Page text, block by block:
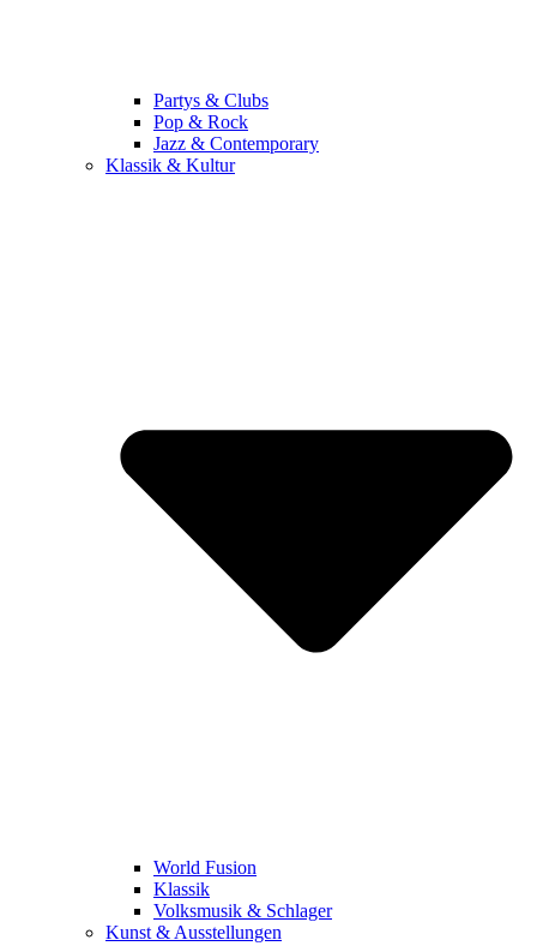
Partys & Clubs
Pop & Rock
Jazz & Contemporary
Klassik & Kultur
World Fusion
Klassik
Volksmusik & Schlager
Kunst & Ausstellungen